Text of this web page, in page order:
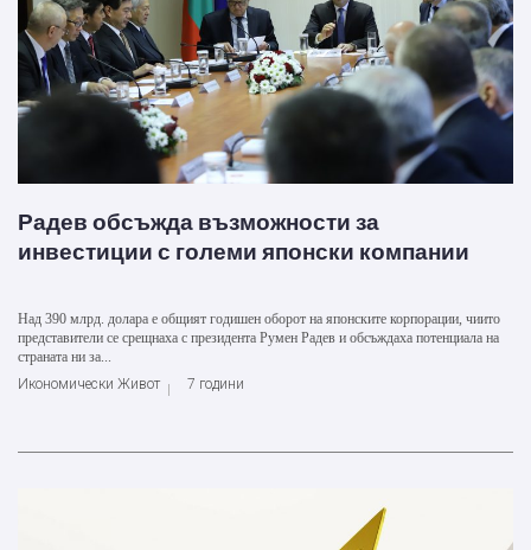
Радев обсъжда възможности за
инвестиции с големи японски компании
Над 390 млрд. долара е общият годишен оборот на японските корпорации, чиито
представители се срещнаха с президента Румен Радев и обсъждаха потенциала на
страната ни за...
Икономически Живот
7 години